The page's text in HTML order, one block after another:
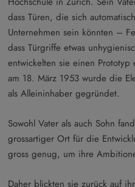
dass Türen, die sich
Unternehmen sein könnten –
dass Türgriffe etwas
entwickelten sie einen
am 18. März 1953 wurde die
als Alleininhaber gegründet.
Sowohl Vater als auch Sohn
grossartiger Ort für die
gross genug, um ihre
Daher blickten sie zurück auf